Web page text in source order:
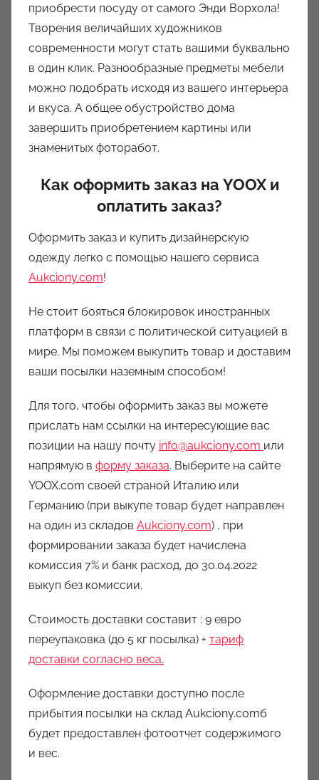
приобрести посуду от самого Энди Ворхола!
Творения величайших художников
современности могут стать вашими буквально
в один клик. Разнообразные предметы мебели
можно подобрать исходя из вашего интерьера
и вкуса. А общее обустройство дома
завершить приобретением картины или
знаменитых фоторабот.
Как оформить заказ на YOOX и
оплатить заказ?
Оформить заказ и купить дизайнерскую
одежду легко с помощью нашего сервиса
Aukciony.com!
Не стоит бояться блокировок иностранных
платформ в связи с политической ситуацией в
мире. Мы поможем выкупить товар и доставим
ваши посылки наземным способом!
Для того, чтобы оформить заказ вы можете
прислать нам ссылки на интересующие вас
позиции на нашу почту info@aukciony.com или
напрямую в форму заказа. Выберите на сайте
YOOX.com своей страной Италию или
Германию (при выкупе товар будет направлен
на один из складов Aukciony.com) , при
формировании заказа будет начислена
комиссия 7% и банк расход, до 30.04.2022
выкуп без комиссии.
Стоимость доставки составит : 9 евро
переупаковка (до 5 кг посылка) + тариф
доставки согласно веса.
Оформление доставки доступно после
прибытия посылки на склад Aukciony.comб
будет предоставлен фотоотчет содержимого
и вес.